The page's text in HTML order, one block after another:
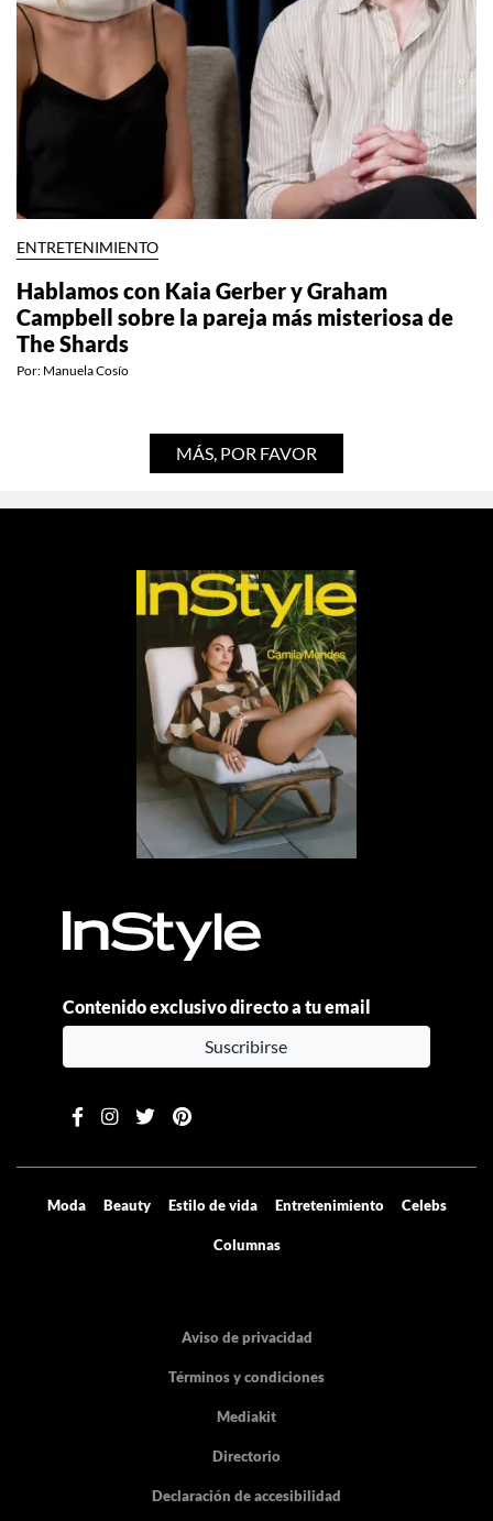
ENTRETENIMIENTO
Hablamos con Kaia Gerber y Graham
Campbell sobre la pareja más misteriosa de
The Shards
Por: Manuela Cosío
MÁS, POR FAVOR
Contenido exclusivo directo a tu email
Suscribirse
Moda Beauty Estilo de vida Entretenimiento Celebs
Columnas
Aviso de privacidad
Términos y condiciones
Mediakit
Directorio
Declaración de accesibilidad